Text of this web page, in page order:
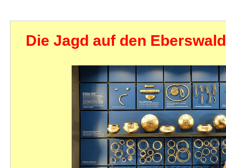
Die Jagd auf den